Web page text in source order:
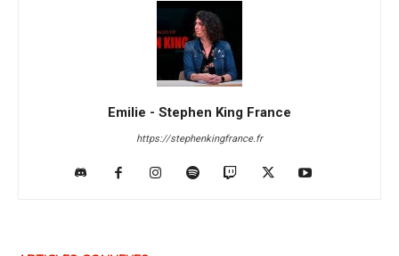
Emilie - Stephen King France
https://stephenkingfrance.fr